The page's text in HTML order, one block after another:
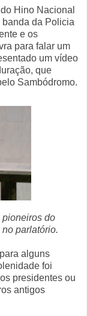
Hino Nacional
da Policia
e os
para falar um
um vídeo
que
Sambódromo.
pioneiros do
parlatório.
alguns
foi
presidentes ou
antigos